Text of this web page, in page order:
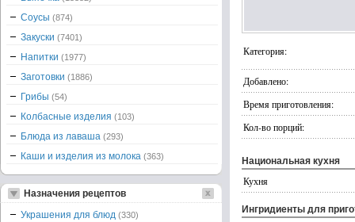
Категория:
Добавлено:
Время приготовления:
Кол-во порций:
Национальная кухня
Кухня
Ингридиенты для
Соусы (874)
Закуски (7401)
Напитки (1977)
Заготовки (1886)
Грибы (54)
Колбасные изделия (103)
Блюда из лаваша (293)
Каши и изделия из молока (363)
Назначения рецептов
Украшения для блюд (330)